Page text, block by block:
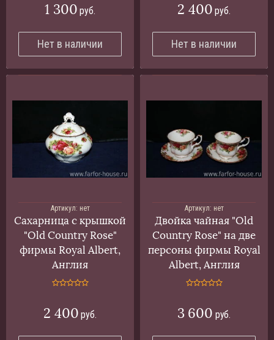
1 300 руб.
Нет в наличии
2 400 руб.
Нет в наличии
Артикул: нет
Сахарница с крышкой
"Old Country Rose"
фирмы Royal Albert,
Англия
2 400 руб.
Артикул: нет
Двойка чайная "Old
Country Rose" на две
персоны фирмы Royal
Albert, Англия
3 600 руб.